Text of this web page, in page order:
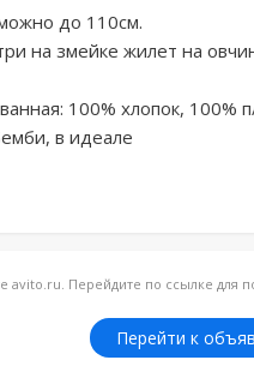
до 110см.
на змейке жилет на
100% хлопок, 100%
в идеале
avito.ru. Перейдите по ссылке для
Перейти к